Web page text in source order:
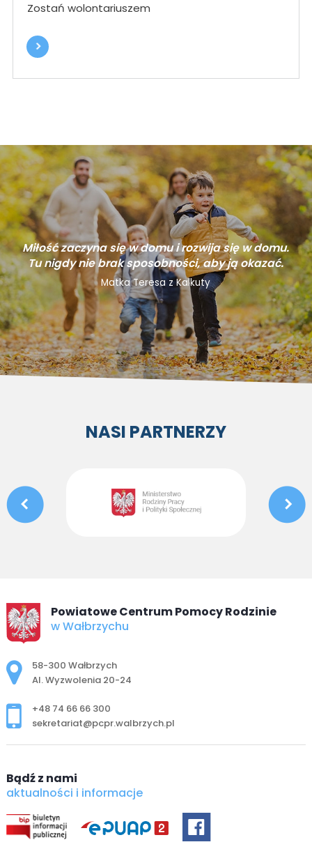
Zostań wolontariuszem
Miłość zaczyna się w domu i rozwija się w domu.
Tu nigdy nie brak sposobności, aby ją okazać.
Matka Teresa z Kalkuty
NASI PARTNERZY
Powiatowe Centrum Pomocy Rodzinie
w Wałbrzychu
Adres pocztowy:
58-300 Wałbrzych
Al. Wyzwolenia 20-24
+48 74 66 66 300
sekretariat@pcpr.walbrzych.pl
Bądź z nami
aktualności i informacje